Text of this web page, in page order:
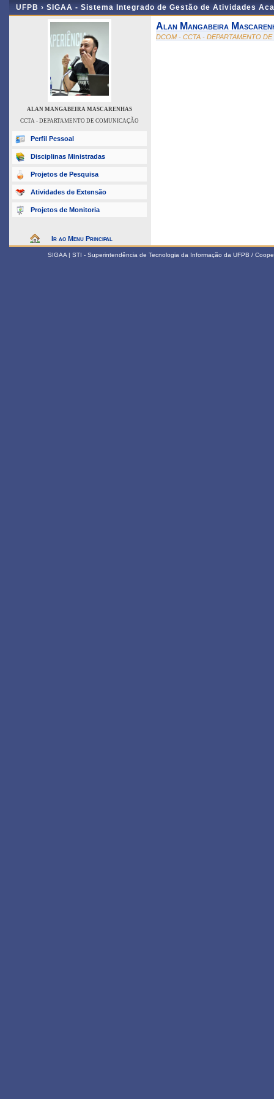
UFPB › SIGAA - Sistema Integrado de Gestão de Atividades
ALAN MANGABEIRA MASCARENHAS
CCTA - DEPARTAMENTO DE COMUNICAÇÃO
Perfil Pessoal
Disciplinas Ministradas
Projetos de Pesquisa
Atividades de Extensão
Projetos de Monitoria
Ir ao Menu Principal
Alan Mangabeira
DCOM - CCTA - DEPARTAMENTO
SIGAA | STI - Superintendência de Tecnologia da Informação da UFPB /